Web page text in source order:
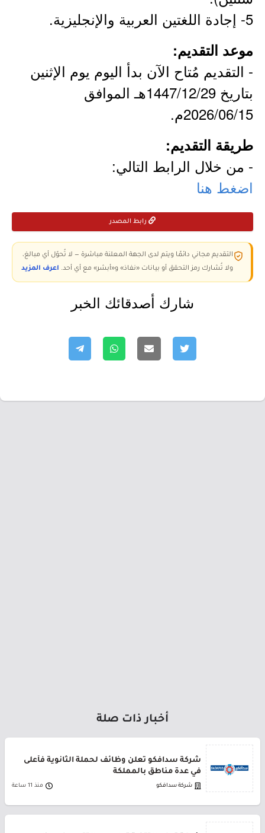
5- إجادة اللغتين العربية والإنجليزية.
موعد التقديم:
- التقديم مُتاح الآن بدأ اليوم يوم الإثنين
بتاريخ 1447/12/29هـ الموافق
2026/06/15م.
طريقة التقديم:
- من خلال الرابط التالي:
اضغط هنا
رابط المصدر
التقديم مجاني دائمًا ويتم لدى الجهة المعلنة مباشرة — لا تُحوّل أي مبالغ،
ولا تُشارك رمز التحقق أو بيانات «نفاذ» و«أبشر» مع أي أحد. اعرف المزيد
شارك أصدقائك الخبر
أخبار ذات صلة
شركة سدافكو تعلن وظائف لحملة الثانوية فأعلى
في عدة مناطق بالمملكة
شركة سدافكو منذ 11 ساعة